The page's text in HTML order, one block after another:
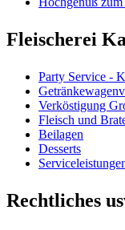
Fleischerei
Party Service -
Verköstigung
Fleisch und
Beilagen
Desserts
Rechtliches